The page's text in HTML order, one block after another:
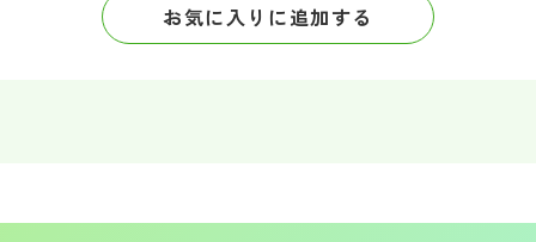
お気に入りに追加する